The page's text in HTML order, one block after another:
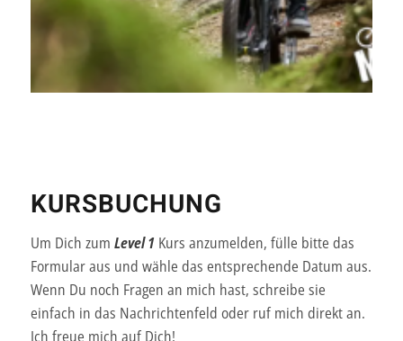
KURSBUCHUNG
Um Dich zum Level 1Kurs anzumelden, fülle bitte das
Formular aus und wähle das entsprechende Datum aus.
Wenn Du noch Fragen an mich hast, schreibe sie
einfach in das Nachrichtenfeld oder ruf mich direkt an.
Ich freue mich auf Dich!